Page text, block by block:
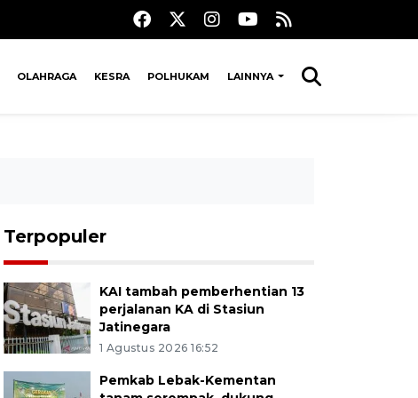
OLAHRAGA KESRA POLHUKAM LAINNYA
Terpopuler
KAI tambah pemberhentian 13
perjalanan KA di Stasiun
Jatinegara
1 Agustus 2026 16:52
Pemkab Lebak-Kementan